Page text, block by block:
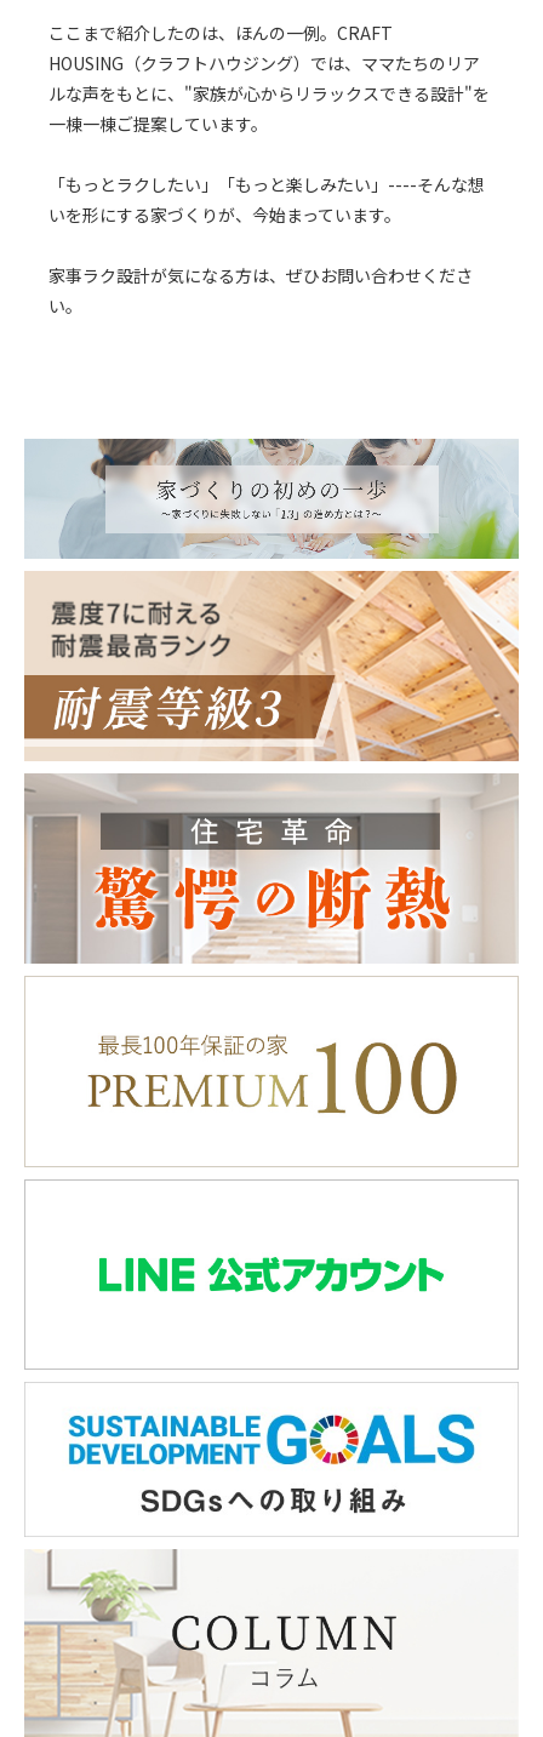
ここまで紹介したのは、ほんの一例。CRAFT
HOUSING（クラフトハウジング）では、ママたちのリア
ルな声をもとに、"家族が心からリラックスできる設計"を
一棟一棟ご提案しています。
「もっとラクしたい」「もっと楽しみたい」----そんな想
いを形にする家づくりが、今始まっています。
家事ラク設計が気になる方は、ぜひお問い合わせくださ
い。